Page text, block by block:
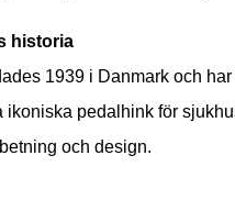
historia
1939 i Danmark och
ikoniska pedalhink för
och design.